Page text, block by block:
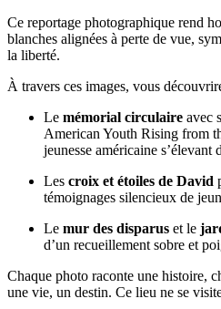
Ce reportage photographique rend
blanches alignées à perte de vue,
la liberté.
À travers ces images, vous
Le mémorial circulaire avec
American Youth Rising from
jeunesse américaine s’élevant
Les croix et étoiles de David
témoignages silencieux de
Le mur des disparus et le
d’un recueillement sobre et
Chaque photo raconte une histoire,
une vie, un destin. Ce lieu ne se